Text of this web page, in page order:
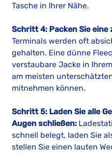
Tasche in Ihrer Nähe.
Schritt 4: Packen Sie
Terminals werden oft
gehalten. Eine dünne
verstaubare Jacke in
am meisten
mitnehmen können.
Schritt 5: Laden Sie alle
Augen schließen:
schnell belegt, laden Sie
stellen Sie einen lauten